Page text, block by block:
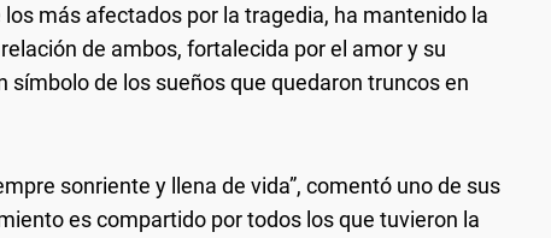
los más afectados por la tragedia, ha mantenido la
de ambos, fortalecida por el amor y su
símbolo de los sueños que quedaron truncos en
sonriente y llena de vida”, comentó uno de sus
es compartido por todos los que tuvieron la